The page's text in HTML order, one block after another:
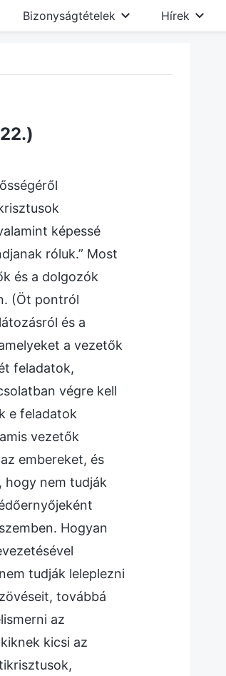
Bizonyságtételek Hírek
képessé
róluk.” Most
és a dolgozók
(Öt pontról
és a
a vezetők
feladatok,
végre kell
e feladatok
vezetők
embereket, és
hogy nem tudják
Hogyan
tudják leleplezni
továbbá
az
kicsi az